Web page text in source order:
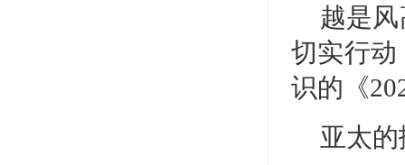
越是
切实行动
识的《
亚太